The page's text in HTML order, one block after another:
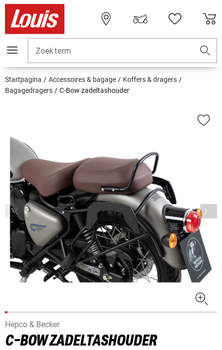
Zoekterm
Startpagina Accessoires & bagage
Koffers & dragers
Bagagedragers
C-Bow zadeltashouder
Hepco & Becker
C-BOW ZADELTASHOUDER